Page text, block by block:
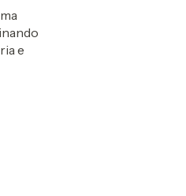
e